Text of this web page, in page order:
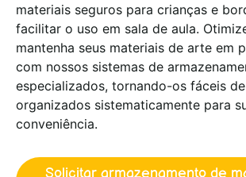
materiais seguros para crianças e
facilitar o uso em sala de aula.
mantenha seus materiais de arte em
com nossos sistemas de
especializados, tornando-os fáceis
organizados sistematicamente para
conveniência.
Solicitar armazenamento de